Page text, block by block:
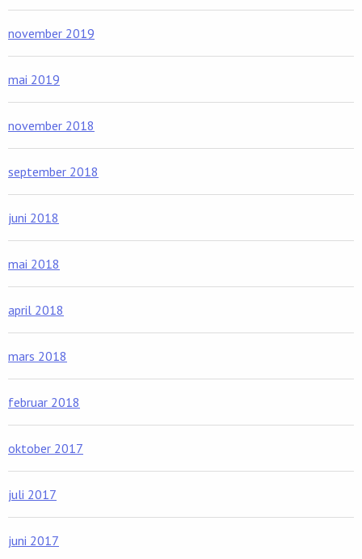
november 2019
mai 2019
november 2018
september 2018
juni 2018
mai 2018
april 2018
mars 2018
februar 2018
oktober 2017
juli 2017
juni 2017